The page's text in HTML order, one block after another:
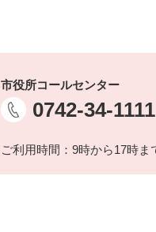
市役所コールセンター
0742-34-1111
ご利用時間：9時から17時ま